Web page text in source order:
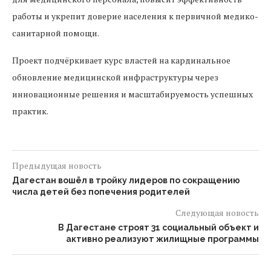
работы и укрепит доверие населения к первичной медико-
санитарной помощи.
Проект подчёркивает курс властей на кардинальное
обновление медицинской инфраструктуры через
инновационные решения и масштабируемость успешных
практик.
Предыдущая новость
Дагестан вошёл в тройку лидеров по сокращению
числа детей без попечения родителей
Следующая новость
В Дагестане строят 31 социальный объект и
активно реализуют жилищные программы